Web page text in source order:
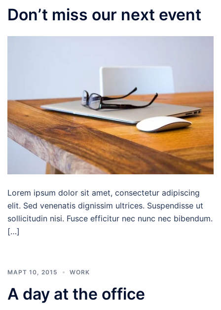
Don’t miss our next event
Lorem ipsum dolor sit amet, consectetur adipiscing
elit. Sed venenatis dignissim ultrices. Suspendisse ut
sollicitudin nisi. Fusce efficitur nec nunc nec bibendum.
[…]
МАРТ 10, 2015 WORK
A day at the office